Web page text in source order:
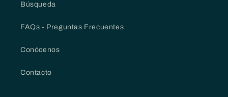
Búsqueda
FAQs - Preguntas Frecuentes
Conócenos
Contacto